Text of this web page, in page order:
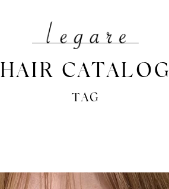
HAIR CATALOG
TAG